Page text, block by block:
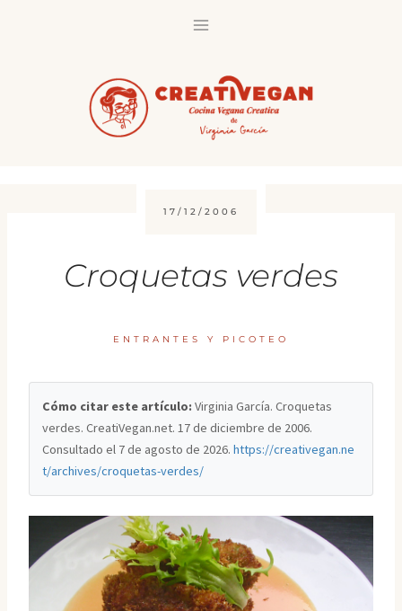
17/12/2006
Croquetas verdes
ENTRANTES Y PICOTEO
Cómo citar este artículo: Virginia García. Croquetas
verdes. CreatiVegan.net. 17 de diciembre de 2006.
Consultado el 7 de agosto de 2026.https://creativegan.ne
t/archives/croquetas-verdes/